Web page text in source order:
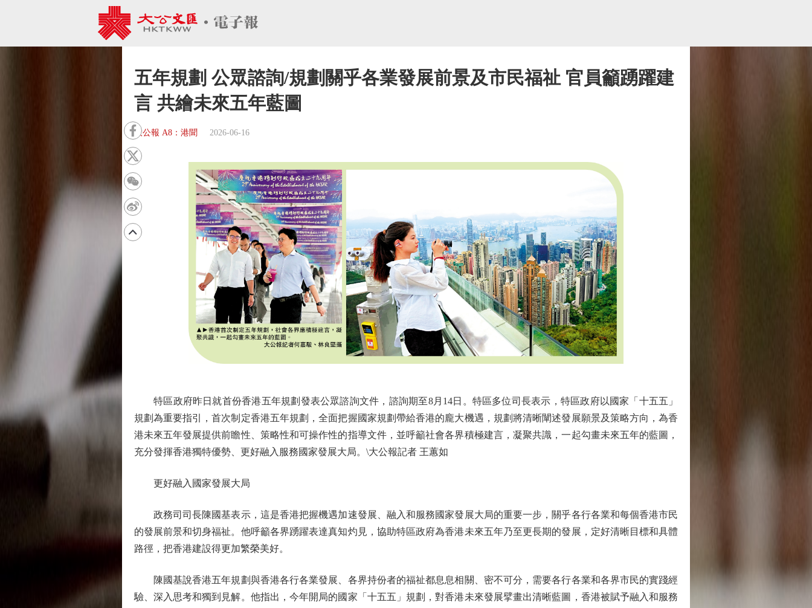
五年規劃 公眾諮詢/規劃關乎各業發展前景及市民福祉 官員籲踴躍建
言 共繪未來五年藍圖
大公報 A8：港聞 2026-06-16
特區政府昨日就首份香港五年規劃發表公眾諮詢文件，諮詢期至8月14日。特區多位司長表示，特區政府以國家「十五五」
規劃為重要指引，首次制定香港五年規劃，全面把握國家規劃帶給香港的龐大機遇，規劃將清晰闡述發展願景及策略方向，為香
港未來五年發展提供前瞻性、策略性和可操作性的指導文件，並呼籲社會各界積極建言，凝聚共識，一起勾畫未來五年的藍圖，
充分發揮香港獨特優勢、更好融入服務國家發展大局。\大公報記者 王蕙如
更好融入國家發展大局
政務司司長陳國基表示，這是香港把握機遇加速發展、融入和服務國家發展大局的重要一步，關乎各行各業和每個香港市民
的發展前景和切身福祉。他呼籲各界踴躍表達真知灼見，協助特區政府為香港未來五年乃至更長期的發展，定好清晰目標和具體
路徑，把香港建設得更加繁榮美好。
陳國基說香港五年規劃與香港各行各業發展、各界持份者的福祉都息息相關、密不可分，需要各行各業和各界市民的實踐經
驗、深入思考和獨到見解。他指出，今年開局的國家「十五五」規劃，對香港未來發展擘畫出清晰藍圖，香港被賦予融入和服務